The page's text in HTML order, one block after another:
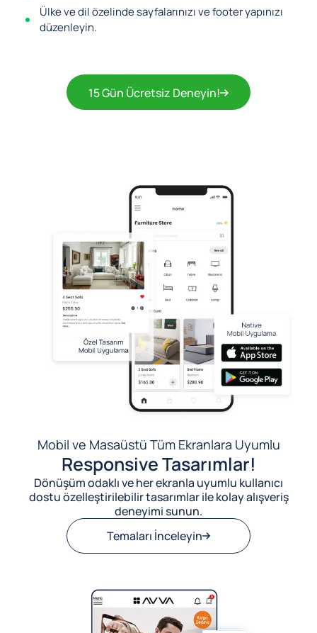
Ülke ve dil özelinde sayfalarınızı ve footer yapınızı
düzenleyin.
15 Gün Ücretsiz Deneyin!
Mobil ve Masaüstü Tüm Ekranlara Uyumlu
Responsive Tasarımlar!
Dönüşüm odaklı ve her ekranla uyumlu kullanıcı
dostu özelleştirilebilir tasarımlar ile kolay alışveriş
deneyimi sunun.
Temaları İnceleyin